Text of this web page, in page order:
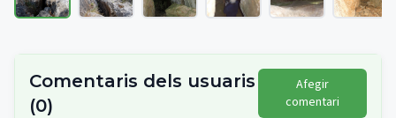
Comentaris dels usuaris
(0)
Afegir
comentari